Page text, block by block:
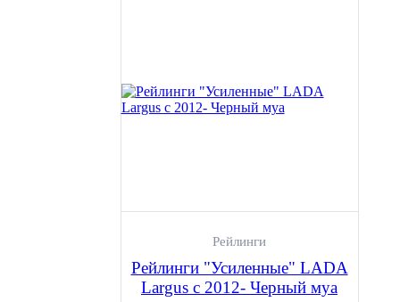
Рейлинги
Рейлинги "Усиленные" LADA
Largus c 2012- Черный муа